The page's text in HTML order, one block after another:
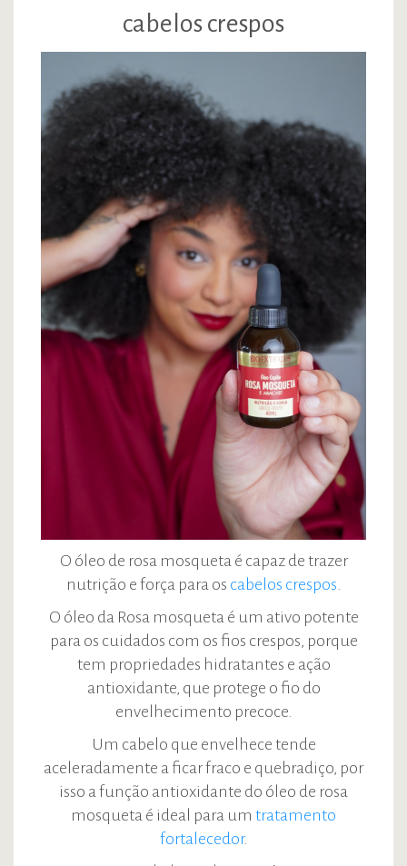
cabelos crespos
O óleo de rosa mosqueta é capaz de trazer
nutrição e força para os cabelos crespos
O óleo da Rosa mosqueta é um ativo potente
para os cuidados com os fios crespos, porque
tem propriedades hidratantes e ação
antioxidante, que protege o fio do
envelhecimento precoce.
Um cabelo que envelhece tende
aceleradamente a ficar fraco e quebradiço, por
isso a função antioxidante do óleo de rosa
mosqueta é ideal para um tratamento
fortalecedor.